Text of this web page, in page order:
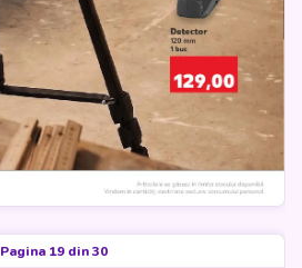
Pagina 19 din 30